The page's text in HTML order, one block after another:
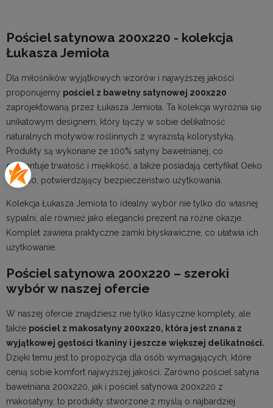
Pościel satynowa 200x220 - kolekcja
Łukasza Jemioła
Dla miłośników wyjątkowych wzorów i najwyższej jakości
proponujemy pościel z bawełny satynowej 200x220
zaprojektowaną przez Łukasza Jemioła. Ta kolekcja wyróżnia się
unikatowym designem, który łączy w sobie delikatność
naturalnych motywów roślinnych z wyrazistą kolorystyką.
Produkty są wykonane ze 100% satyny bawełnianej, co
gwarantuje trwałość i miękkość, a także posiadają certyfikat Oeko
Tex 100, potwierdzający bezpieczeństwo użytkowania.
Kolekcja Łukasza Jemioła to idealny wybór nie tylko do własnej
sypialni, ale również jako elegancki prezent na różne okazje.
Komplet zawiera praktyczne zamki błyskawiczne, co ułatwia ich
użytkowanie.
Pościel satynowa 200x220 – szeroki
wybór w naszej ofercie
W naszej ofercie znajdziesz nie tylko klasyczne komplety, ale
także pościel z makosatyny 200x220, która jest znana z
wyjątkowej gęstości tkaniny i jeszcze większej delikatności.
Dzięki temu jest to propozycja dla osób wymagających, które
cenią sobie komfort najwyższej jakości. Zarówno pościel satyna
bawełniana 200x220, jak i pościel satynowa 200x220 z
makosatyny, to produkty stworzone z myślą o najbardziej